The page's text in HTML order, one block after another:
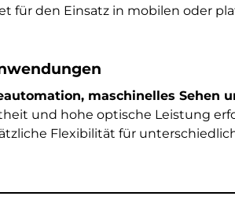
für den Einsatz in mobilen oder
maschinelles Sehen
und hohe optische Leistung
Flexibilität für